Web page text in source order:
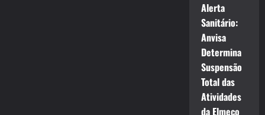
Alerta
Sanitário:
Anvisa
Determina
Suspensão
Total das
Atividades
da Elmeco